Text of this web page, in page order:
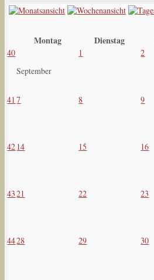
Montag
Dienstag
40
September
1 2
41 7 8 9
42 14 15 16
4321 22 23
4428 29 30